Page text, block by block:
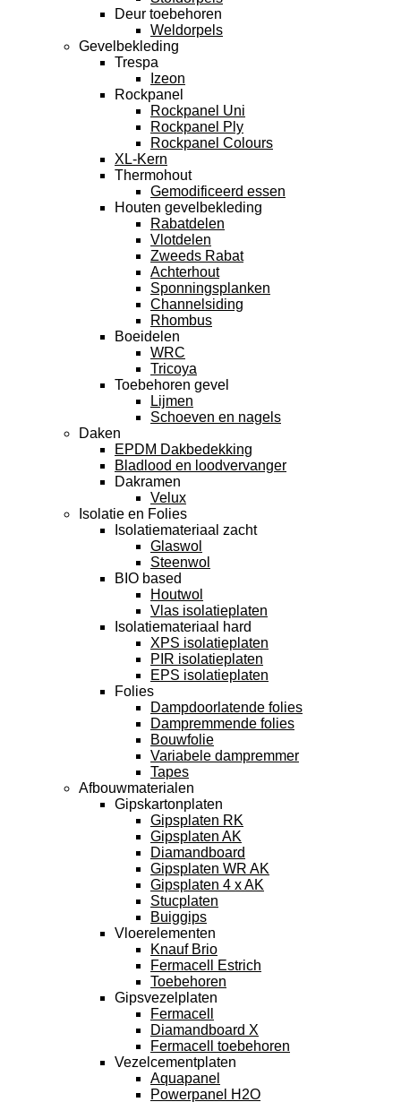
Deur toebehoren
Weldorpels
Gevelbekleding
Trespa
Izeon
Rockpanel
Rockpanel Uni
Rockpanel Ply
Rockpanel Colours
XL-Kern
Thermohout
Gemodificeerd essen
Houten gevelbekleding
Rabatdelen
Vlotdelen
Zweeds Rabat
Achterhout
Sponningsplanken
Channelsiding
Rhombus
Boeidelen
WRC
Tricoya
Toebehoren gevel
Lijmen
Schoeven en nagels
Daken
EPDM Dakbedekking
Bladlood en loodvervanger
Dakramen
Velux
Isolatie en Folies
Isolatiemateriaal zacht
Glaswol
Steenwol
BIO based
Houtwol
Vlas isolatieplaten
Isolatiemateriaal hard
XPS isolatieplaten
PIR isolatieplaten
EPS isolatieplaten
Folies
Dampdoorlatende folies
Dampremmende folies
Bouwfolie
Variabele dampremmer
Tapes
Afbouwmaterialen
Gipskartonplaten
Gipsplaten RK
Gipsplaten AK
Diamandboard
Gipsplaten WR AK
Gipsplaten 4 x AK
Stucplaten
Buiggips
Vloerelementen
Knauf Brio
Fermacell Estrich
Toebehoren
Gipsvezelplaten
Fermacell
Diamandboard X
Fermacell toebehoren
Vezelcementplaten
Aquapanel
Powerpanel H2O